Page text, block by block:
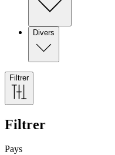
Divers
Filtrer
Filtrer
Pays